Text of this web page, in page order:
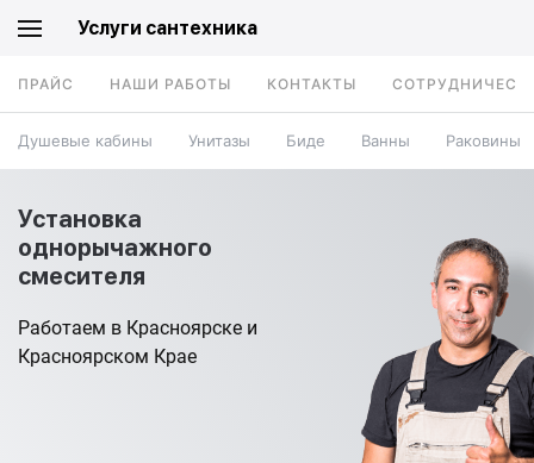
Услуги сантехника
ПРАЙС НАШИ РАБОТЫ КОНТАКТЫ
Душевые кабины Унитазы Биде Ванны Раковины
Установка
однорычажного
смесителя
Работаем в Красноярске и
Красноярском Крае